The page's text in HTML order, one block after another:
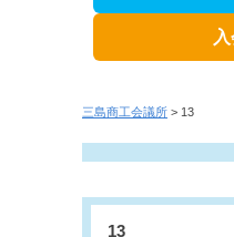
三島商工会議所 > 13
13